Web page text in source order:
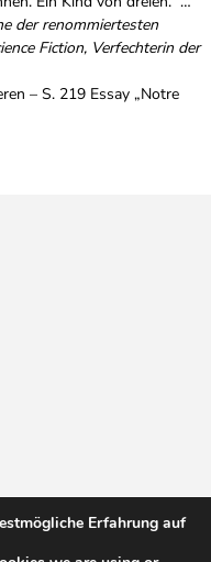
der renommiertesten
Fiction, Verfechterin der
– S. 219 Essay „Notre
Erfahrung auf